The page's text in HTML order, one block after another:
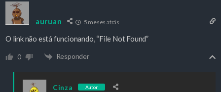
auruan 5 meses atrás
O link não está funcionando, “File Not Found”
0 Responder
Cinza Autor